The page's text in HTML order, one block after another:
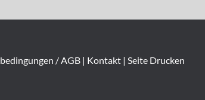
/ AGB| Kontakt| Seite Drucken